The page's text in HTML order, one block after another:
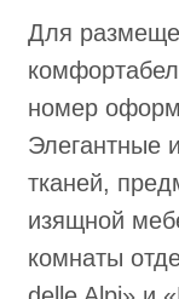
Для
номер
Элегантные
тканей,
изящной
комнаты